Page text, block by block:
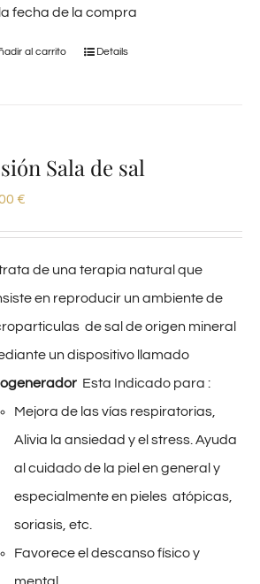
fecha de la compra
al carrito Details
Sala de sal
€
de una terapia natural que
en reproducir un ambiente de
de sal de origen mineral
un dispositivo llamado
Esta Indicado para :
Mejora de las vías respiratorias,
Alivia la ansiedad y el stress. Ayuda
al cuidado de la piel en general y
especialmente en pieles atópicas,
soriasis, etc.
Favorece el descanso físico y